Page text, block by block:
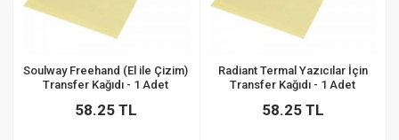
Soulway Freehand (El ile Çizim)
Transfer Kağıdı - 1 Adet
58.25 TL
Radiant Termal Yazıcılar İçin
Transfer Kağıdı - 1 Adet
58.25 TL